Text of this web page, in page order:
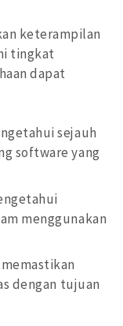
keterampilan
tingkat
dapat
sejauh
software yang
menggunakan
dengan tujuan